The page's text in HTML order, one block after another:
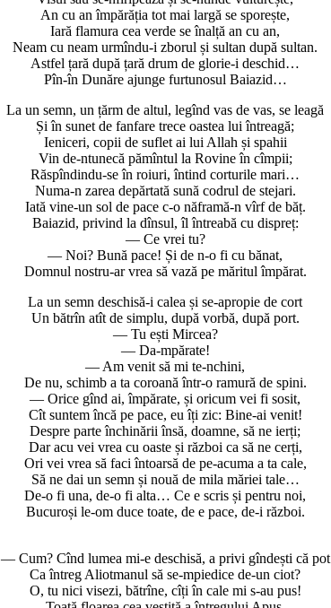
An cu an împărăția tot mai largă se sporește,
Iară flamura cea verde se înalță an cu an,
Neam cu neam urmîndu-i zborul și sultan după sultan.
Astfel țară după țară drum de glorie-i deschid…
Pîn-în Dunăre ajunge furtunosul Baiazid…
La un semn, un țărm de altul, legînd vas de vas, se leagă
Și în sunet de fanfare trece oastea lui întreagă;
Ieniceri, copii de suflet ai lui Allah și spahii
Vin de-ntunecă pămîntul la Rovine în cîmpii;
Răspîndindu-se în roiuri, întind corturile mari…
Numa-n zarea depărtată sună codrul de stejari.
Iată vine-un sol de pace c-o năframă-n vîrf de băț.
Baiazid, privind la dînsul, îl întreabă cu dispreț:
— Ce vrei tu?
— Noi? Bună pace! Și de n-o fi cu bănat,
Domnul nostru-ar vrea să vază pe măritul împărat.
La un semn deschisă-i calea și se-apropie de cort
Un bătrîn atît de simplu, după vorbă, după port.
— Tu ești Mircea?
— Da-mpărate!
— Am venit să mi te-nchini,
De nu, schimb a ta coroană într-o ramură de spini.
— Orice gînd ai, împărate, și oricum vei fi sosit,
Cît suntem încă pe pace, eu îți zic: Bine-ai venit!
Despre parte închinării însă, doamne, să ne ierți;
Dar acu vei vrea cu oaste și război ca să ne cerți,
Ori vei vrea să faci întoarsă de pe-acuma a ta cale,
Să ne dai un semn și nouă de mila măriei tale…
De-o fi una, de-o fi alta… Ce e scris și pentru noi,
Bucuroși le-om duce toate, de e pace, de-i război.
— Cum? Cînd lumea mi-e deschisă, a privi gîndești că pot
Ca întreg Aliotmanul să se-mpiedice de-un ciot?
O, tu nici visezi, bătrîne, cîți în cale mi s-au pus!